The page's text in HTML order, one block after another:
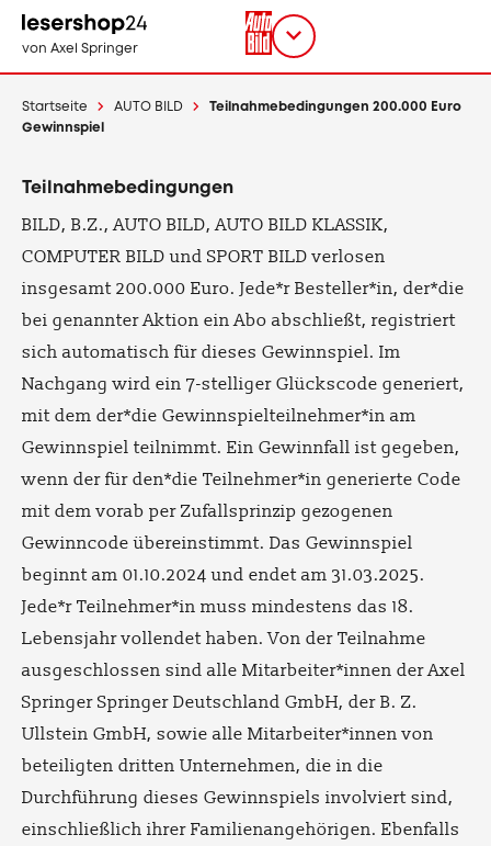
zum
Inhalt
von Axel Springer
Titel
Startseite AUTO BILD
Teilnahmebedingungen 200.000 Euro
Gewinnspiel
Teilnahmebedingungen
BILD, B.Z., AUTO BILD, AUTO BILD KLASSIK,
COMPUTER BILD und SPORT BILD verlosen
insgesamt 200.000 Euro. Jede*r Besteller*in, der*die
bei genannter Aktion ein Abo abschließt, registriert
sich automatisch für dieses Gewinnspiel. Im
Nachgang wird ein 7-stelliger Glückscode generiert,
mit dem der*die Gewinnspielteilnehmer*in am
Gewinnspiel teilnimmt. Ein Gewinnfall ist gegeben,
wenn der für den*die Teilnehmer*in generierte Code
mit dem vorab per Zufallsprinzip gezogenen
Gewinncode übereinstimmt. Das Gewinnspiel
beginnt am 01.10.2024 und endet am 31.03.2025.
Jede*r Teilnehmer*in muss mindestens das 18.
Lebensjahr vollendet haben. Von der Teilnahme
ausgeschlossen sind alle Mitarbeiter*innen der Axel
Springer Springer Deutschland GmbH, der B. Z.
Ullstein GmbH, sowie alle Mitarbeiter*innen von
beteiligten dritten Unternehmen, die in die
Durchführung dieses Gewinnspiels involviert sind,
einschließlich ihrer Familienangehörigen. Ebenfalls